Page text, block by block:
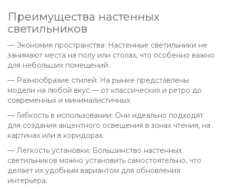
Преимущества настенных
светильников
— Экономия пространства: Настенные светильники не
занимают места на полу или столах, что особенно важно
для небольших помещений.
— Разнообразие стилей: На рынке представлены
модели на любой вкус — от классических и ретро до
современных и минималистичных.
— Гибкость в использовании: Они идеально подходят
для создания акцентного освещения в зонах чтения, на
картинах или в коридорах.
— Легкость установки: Большинство настенных
светильников можно установить самостоятельно, что
делает их удобным вариантом для обновления
интерьера.